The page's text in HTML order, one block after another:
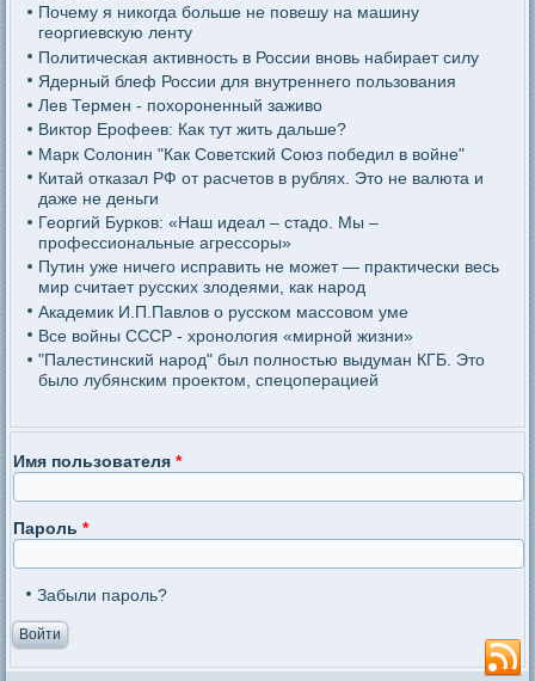
Почему я никогда больше не повешу на машину
георгиевскую ленту
Политическая активность в России вновь набирает силу
Ядерный блеф России для внутреннего пользования
Лев Термен - похороненный заживо
Виктор Ерофеев: Как тут жить дальше?
Марк Солонин "Как Советский Союз победил в войне"
Китай отказал РФ от расчетов в рублях. Это не валюта и
даже не деньги
Георгий Бурков: «Наш идеал – стадо. Мы –
профессиональные агрессоры»
Путин уже ничего исправить не может — практически весь
мир считает русских злодеями, как народ
Академик И.П.Павлов о русском массовом уме
Все войны СССР - хронология «мирной жизни»
"Палестинский народ" был полностью выдуман КГБ. Это
было лубянским проектом, спецоперацией
Имя пользователя*
Пароль*
Забыли пароль?